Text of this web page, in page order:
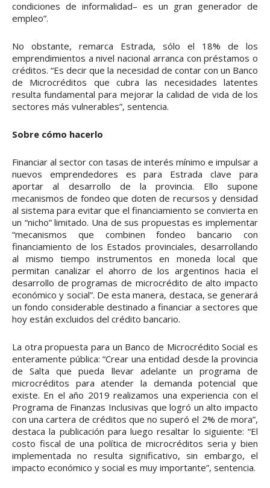
condiciones de informalidad– es un gran generador de
empleo”.
No obstante, remarca Estrada, sólo el 18% de los
emprendimientos a nivel nacional arranca con préstamos o
créditos. “Es decir que la necesidad de contar con un Banco
de Microcréditos que cubra las necesidades latentes
resulta fundamental para mejorar la calidad de vida de los
sectores más vulnerables”, sentencia.
Sobre cómo hacerlo
Financiar al sector con tasas de interés mínimo e impulsar a
nuevos emprendedores es para Estrada clave para
aportar al desarrollo de la provincia. Ello supone
mecanismos de fondeo que doten de recursos y densidad
al sistema para evitar que el financiamiento se convierta en
un “nicho” limitado. Una de sus propuestas es implementar
“mecanismos que combinen fondeo bancario con
financiamiento de los Estados provinciales, desarrollando
al mismo tiempo instrumentos en moneda local que
permitan canalizar el ahorro de los argentinos hacia el
desarrollo de programas de microcrédito de alto impacto
económico y social”. De esta manera, destaca, se generará
un fondo considerable destinado a financiar a sectores que
hoy están excluidos del crédito bancario.
La otra propuesta para un Banco de Microcrédito Social es
enteramente pública: “Crear una entidad desde la provincia
de Salta que pueda llevar adelante un programa de
microcréditos para atender la demanda potencial que
existe. En el año 2019 realizamos una experiencia con el
Programa de Finanzas Inclusivas que logró un alto impacto
con una cartera de créditos que no superó el 2% de mora”,
destaca la publicación para luego resaltar lo siguiente: “El
costo fiscal de una política de microcréditos seria y bien
implementada no resulta significativo, sin embargo, el
impacto económico y social es muy importante”, sentencia.